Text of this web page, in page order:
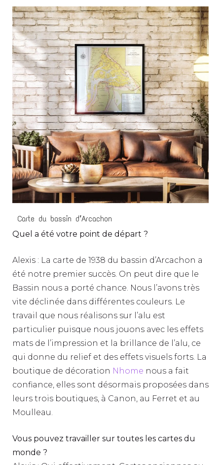
Carte du bassin d’Arcachon
Quel a été votre point de départ ?
Alexis : La carte de 1938 du bassin d’Arcachon a
été notre premier succès. On peut dire que le
Bassin nous a porté chance. Nous l’avons très
vite déclinée dans différentes couleurs. Le
travail que nous réalisons sur l’alu est
particulier puisque nous jouons avec les effets
mats de l’impression et la brillance de l’alu, ce
qui donne du relief et des effets visuels forts. La
boutique de décoration Nhome nous a fait
confiance, elles sont désormais proposées dans
leurs trois boutiques, à Canon, au Ferret et au
Moulleau.
Vous pouvez travailler sur toutes les cartes du
monde ?